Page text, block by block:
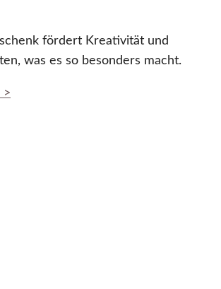
fördert Kreativität und
was es so besonders macht.
>